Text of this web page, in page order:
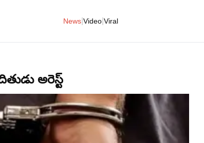
News Video Viral
అరెస్ట్